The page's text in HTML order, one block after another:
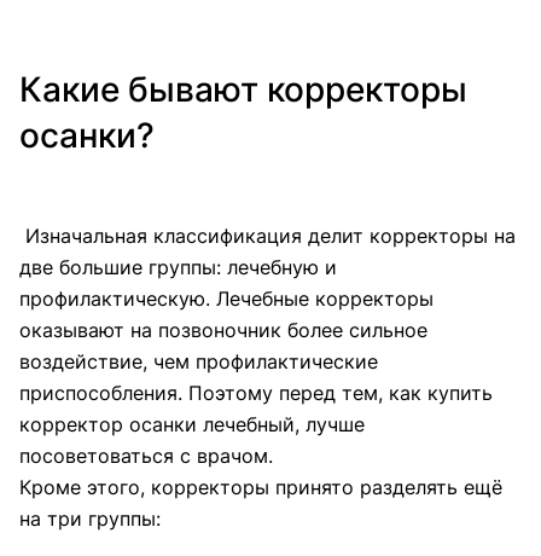
Какие бывают корректоры
осанки?
Изначальная классификация делит корректоры на
две большие группы: лечебную и
профилактическую. Лечебные корректоры
оказывают на позвоночник более сильное
воздействие, чем профилактические
приспособления. Поэтому перед тем, как купить
корректор осанки лечебный, лучше
посоветоваться с врачом.
Кроме этого, корректоры принято разделять ещё
на три группы: